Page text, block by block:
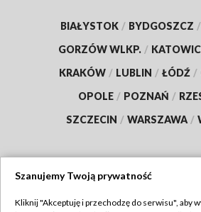
BIAŁYSTOK / BYDGOSZCZ /
GORZÓW WLKP. /
KRAKÓW / LUBLIN / ŁÓDŹ /
OPOLE / POZNAŃ /
SZCZECIN / WARSZAWA /
Szanujemy Twoją prywatność
Kliknij "Akceptuję i przechodzę do serwisu", aby